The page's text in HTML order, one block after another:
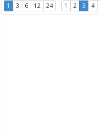
1 3 6 12 24 1 2 3 4